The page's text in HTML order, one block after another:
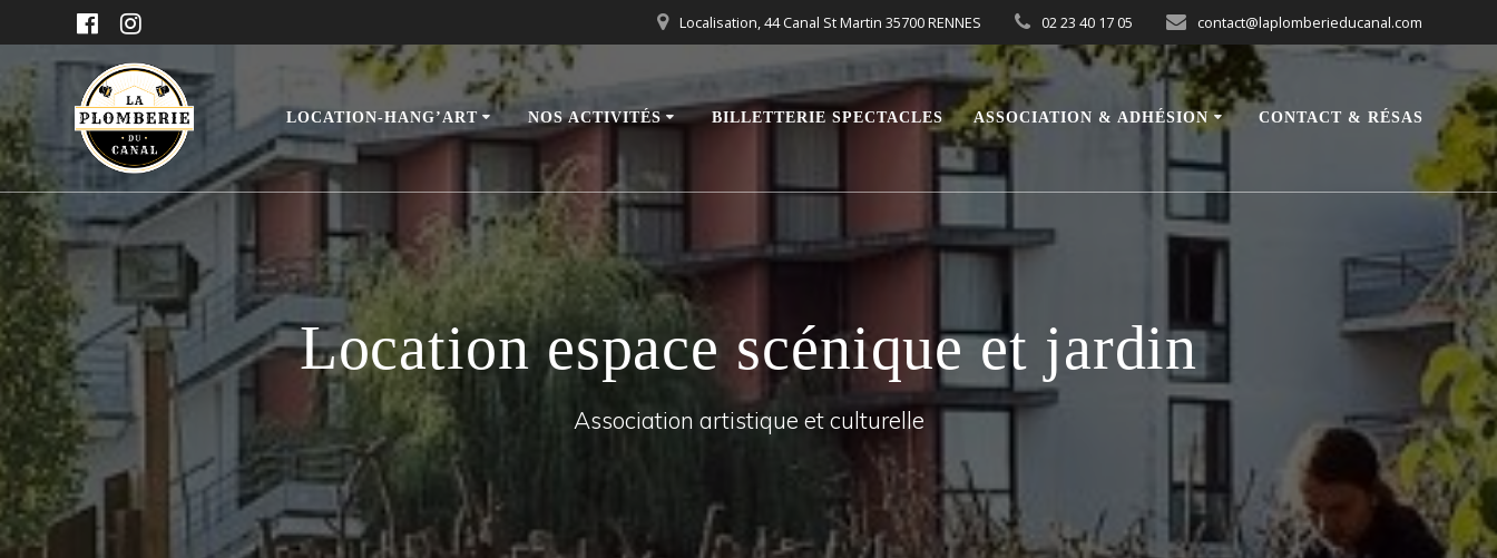
au
contenu
Localisation, 44 Canal St Martin 35700 RENNES 02 23 40 17 05 contact@laplomberieducanal.com
LOCATION-HANG’ART NOS ACTIVITÉS BILLETTERIE SPECTACLES ASSOCIATION & ADHÉSION CONTACT & RÉSAS
Location espace scénique et jardin
Association artistique et culturelle